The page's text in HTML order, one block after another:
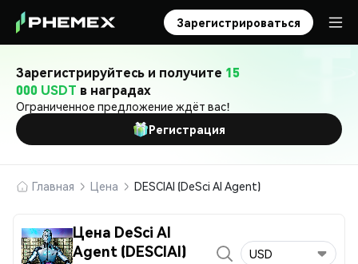
Зарегистрироваться
Зарегистрируйтесь и получите 15
000 USDT в наградах
Ограниченное предложение ждёт вас!
Регистрация
Главная Цена DESCIAI (DeSci AI Agent)
Цена DeSci AI
Agent (DESCIAI)
USD